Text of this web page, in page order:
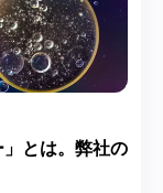
とは。弊社の